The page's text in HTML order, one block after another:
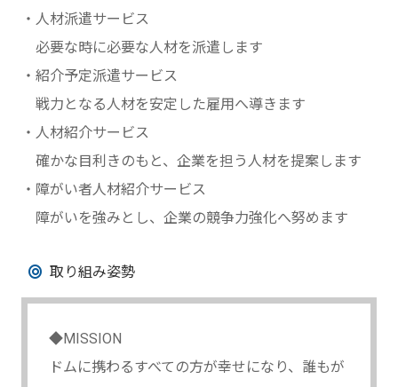
・人材派遣サービス
必要な時に必要な人材を派遣します
・紹介予定派遣サービス
戦力となる人材を安定した雇用へ導きます
・人材紹介サービス
確かな目利きのもと、企業を担う人材を提案します
・障がい者人材紹介サービス
障がいを強みとし、企業の競争力強化へ努めます
取り組み姿勢
◆MISSION
ドムに携わるすべての方が幸せになり、誰もが